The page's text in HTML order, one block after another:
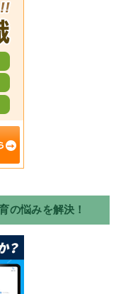
の悩みを解決！